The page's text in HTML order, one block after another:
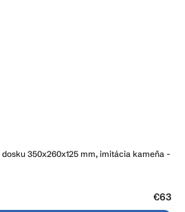
350x260x125 mm, imitácia kameňa -
€63